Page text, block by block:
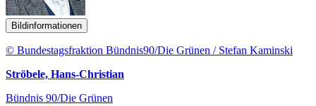
Bildinformationen
© Bundestagsfraktion Bündnis90/Die Grünen / Stefan Kaminski
Ströbele, Hans-Christian
Bündnis 90/Die Grünen